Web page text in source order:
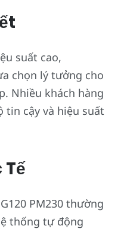
suất cao,
chọn lý tưởng cho
Nhiều khách hàng
tin cậy và hiệu suất
PM230 thường
thống tự động